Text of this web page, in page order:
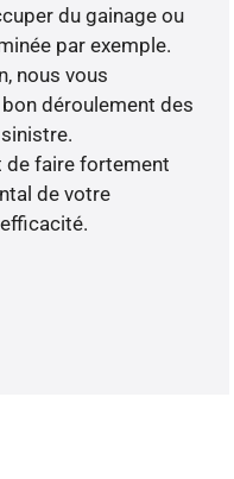
du gainage ou
par exemple.
nous vous
déroulement des
de faire fortement
de votre